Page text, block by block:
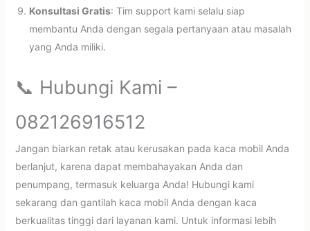
Konsultasi Gratis: Tim support kami selalu siap
membantu Anda dengan segala pertanyaan atau masalah
yang Anda miliki.
📞 Hubungi Kami –
082126916512
Jangan biarkan retak atau kerusakan pada kaca mobil Anda
berlanjut, karena dapat membahayakan Anda dan
penumpang, termasuk keluarga Anda! Hubungi kami
sekarang dan gantilah kaca mobil Anda dengan kaca
berkualitas tinggi dari layanan kami. Untuk informasi lebih